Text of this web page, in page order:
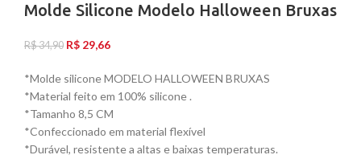
Molde Silicone Modelo Halloween Bruxas
R$34,90 R$ 29,66
*Molde silicone MODELO HALLOWEEN BRUXAS
*Material feito em 100% silicone .
*Tamanho 8,5 CM
*Confeccionado em material flexível
*Durável, resistente a altas e baixas temperaturas.